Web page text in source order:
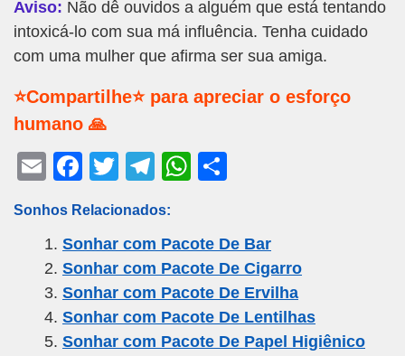
Aviso: Não dê ouvidos a alguém que está tentando
intoxicá-lo com sua má influência. Tenha cuidado
com uma mulher que afirma ser sua amiga.
⭐Compartilhe⭐ para apreciar o esforço
humano 🙏
E
ail
F
c
e
b
o
o
T
tt
er
T
e
gr
a
m
W
s
A
p
p
e
Sonhos Relacionados:
Sonhar com Pacote De Bar
Sonhar com Pacote De Cigarro
Sonhar com Pacote De Ervilha
Sonhar com Pacote De Lentilhas
Sonhar com Pacote De Papel Higiênico